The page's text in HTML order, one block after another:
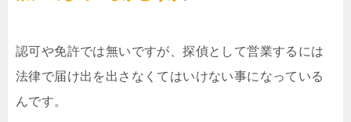
認可や免許では無いですが、探偵として営業するには
法律で届け出を出さなくてはいけない事になっている
んです。